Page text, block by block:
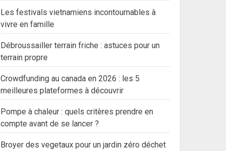
Les festivals vietnamiens incontournables à
vivre en famille
Débroussailler terrain friche : astuces pour un
terrain propre
Crowdfunding au canada en 2026 : les 5
meilleures plateformes à découvrir
Pompe à chaleur : quels critères prendre en
compte avant de se lancer ?
Broyer des vegetaux pour un jardin zéro déchet